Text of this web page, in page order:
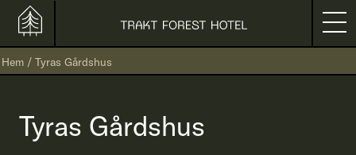
Hem / Tyras Gårdshus
Tyras Gårdshus